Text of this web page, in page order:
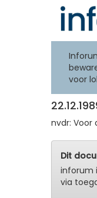
voor
nvdr: Voor
Dit
inforum
via